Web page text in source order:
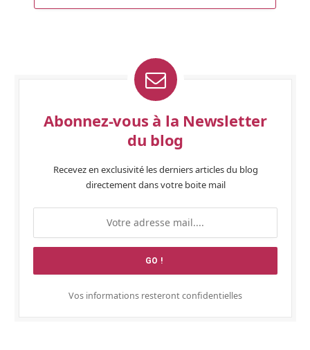
Abonnez-vous à la Newsletter
du blog
Recevez en exclusivité les derniers articles du blog
directement dans votre boite mail
Vos informations resteront confidentielles